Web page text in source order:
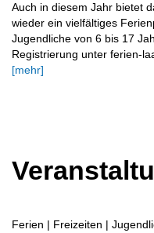
Auch in diesem Jahr bietet
wieder ein vielfältiges
Jugendliche von 6 bis 17
Registrierung unter ferien-
[mehr]
Ferien | Freizeiten |